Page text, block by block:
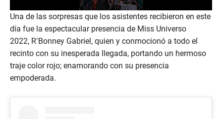
0
s
e
c
o
n
d
s
o
2
Una de las sorpresas que los asistentes recibieron en este
día fue la espectacular presencia de Miss Universo
2022, R’Bonney Gabriel, quien y conmocionó a todo el
recinto con su inesperada llegada, portando un hermoso
traje color rojo; enamorando con su presencia
empoderada.